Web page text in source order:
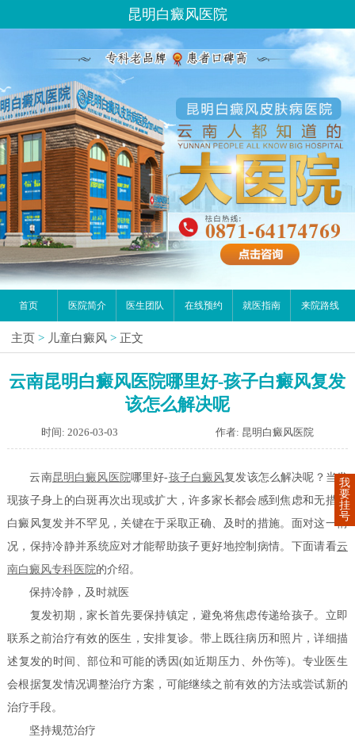
昆明白癜风医院
首页 医院简介 医生团队 在线预约 就医指南 来院路线
主页 > 儿童白癜风 > 正文
云南昆明白癜风医院哪里好-孩子白癜风复发
该怎么解决呢
时间: 2026-03-03 作者: 昆明白癜风医院
云南昆明白癜风医院哪里好-孩子白癜风复发该怎么解决呢？当发
现孩子身上的白斑再次出现或扩大，许多家长都会感到焦虑和无措。
白癜风复发并不罕见，关键在于采取正确、及时的措施。面对这一情
况，保持冷静并系统应对才能帮助孩子更好地控制病情。下面请看云
南白癜风专科医院的介绍。
保持冷静，及时就医
复发初期，家长首先要保持镇定，避免将焦虑传递给孩子。立即
联系之前治疗有效的医生，安排复诊。带上既往病历和照片，详细描
述复发的时间、部位和可能的诱因(如近期压力、外伤等)。专业医生
会根据复发情况调整治疗方案，可能继续之前有效的方法或尝试新的
治疗手段。
坚持规范治疗
我
要
挂
号